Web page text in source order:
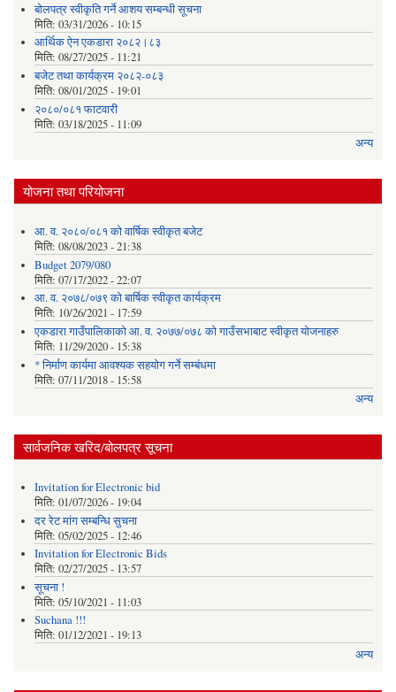
बोलपत्र स्वीकृति गर्ने आशय सम्बन्धी सूचना
मिति: 03/31/2026 - 10:15
आर्थिक ऐन एकडारा २०८२।८३
मिति: 08/27/2025 - 11:21
बजेट तथा कार्यक्रम २०८२-०८३
मिति: 08/01/2025 - 19:01
२०८०/०८१ फाटवारी
मिति: 03/18/2025 - 11:09
अन्य
योजना तथा परियोजना
आ. व. २०८०/०८१ को वार्षिक स्वीकृत बजेट
मिति: 08/08/2023 - 21:38
Budget 2079/080
मिति: 07/17/2022 - 22:07
आ. व. २०७८/०७९ को बार्षिक स्वीकृत कार्यक्रम
मिति: 10/26/2021 - 17:59
एकडारा गाउँपालिकाको आ. व. २०७७/०७८ को गाउँसभाबाट स्वीकृत योजनाहरु
मिति: 11/29/2020 - 15:38
* निर्माण कार्यमा आवश्यक सहयोग गर्ने सम्बंधमा
मिति: 07/11/2018 - 15:58
अन्य
सार्वजनिक खरिद/बोलपत्र सूचना
Invitation for Electronic bid
मिति: 01/07/2026 - 19:04
दर रेट मांग सम्बन्धि सुचना
मिति: 05/02/2025 - 12:46
Invitation for Electronic Bids
मिति: 02/27/2025 - 13:57
सूचना !
मिति: 05/10/2021 - 11:03
Suchana !!!
मिति: 01/12/2021 - 19:13
अन्य